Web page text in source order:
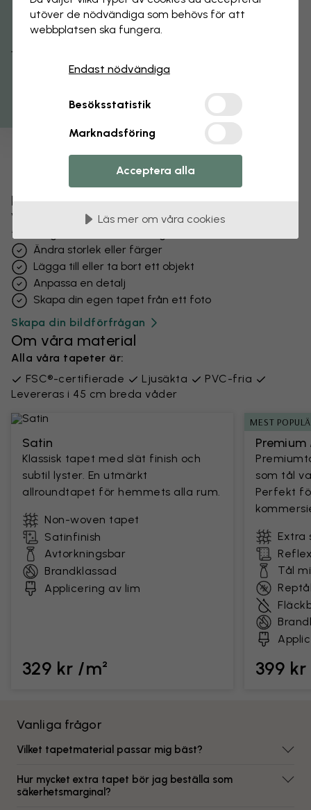
Förändra din tapet
Vårt designteam kan justera vilket motiv som helst
för att göra det unikt för dig.
Ändra storlek eller färger
Lägga till eller ta bort ett objekt
Anpassa en detalj
Skapa din egen tapet från ett foto
Skapa din bildförfrågan
Om våra material
Alla våra tapeter är:
FSC®-certifierade
Ljusäkta
PVC-fria
Levereras i 45 cm breda våder
Satin
Klassisk tapet med slät finish och
subtil lyster. En utmärkt
allroundtapet för hemmets alla rum.
Non-woven tapet
Satinfinish
Avtorkningsbar
Brandklassad
Applicering av lim
329 kr /m²
MEST
som tål
Perfekt
Extra
Tål
399
Vanliga frågor
Vilket tapetmaterial passar mig bäst?
Hur mycket extra tapet bör jag beställa som
säkerhetsmarginal?
Få 15% rabatt
utöver de nödvändiga som behövs för att
webbplatsen ska fungera.
Endast nödvändiga
Besöksstatistik
Marknadsföring
Acceptera alla
Läs mer om våra cookies